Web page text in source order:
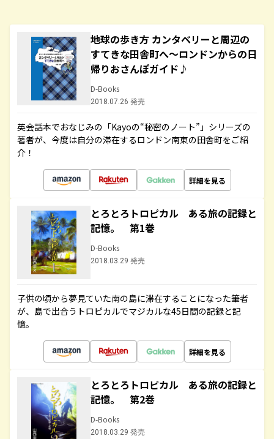
地球の歩き方 カンタベリーと周辺の
すてきな田舎町へ～ロンドンからの日
帰りおさんぽガイド♪
D-Books
2018.07.26 発売
英会話本でおなじみの「Kayoの“秘密のノート”」シリーズの
著者が、今度は自分の滞在するロンドン南東の田舎町をご紹
介！
詳細を見る
とろとろトロピカル ある旅の記録と
記憶。 第1巻
D-Books
2018.03.29 発売
子供の頃から夢見ていた南の島に滞在することになった筆者
が、島で出合うトロピカルでマジカルな45日間の記録と記
憶。
詳細を見る
とろとろトロピカル ある旅の記録と
記憶。 第2巻
D-Books
2018.03.29 発売